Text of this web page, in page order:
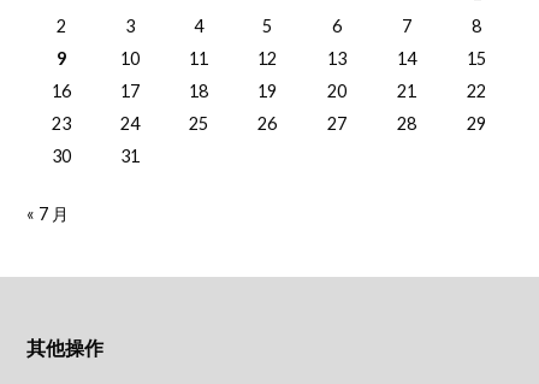
2
3 4 5 6 7
8
9
10 11 12 13 14
15
16
17 18 19 20 21
22
23
24 25 26 27 28
29
30
31
« 7 月
其他操作